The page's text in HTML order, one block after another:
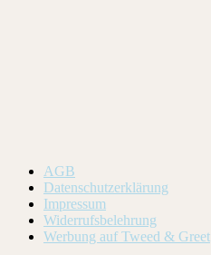
AGB
Datenschutzerklärung
Impressum
Widerrufsbelehrung
Werbung auf Tweed & Greet